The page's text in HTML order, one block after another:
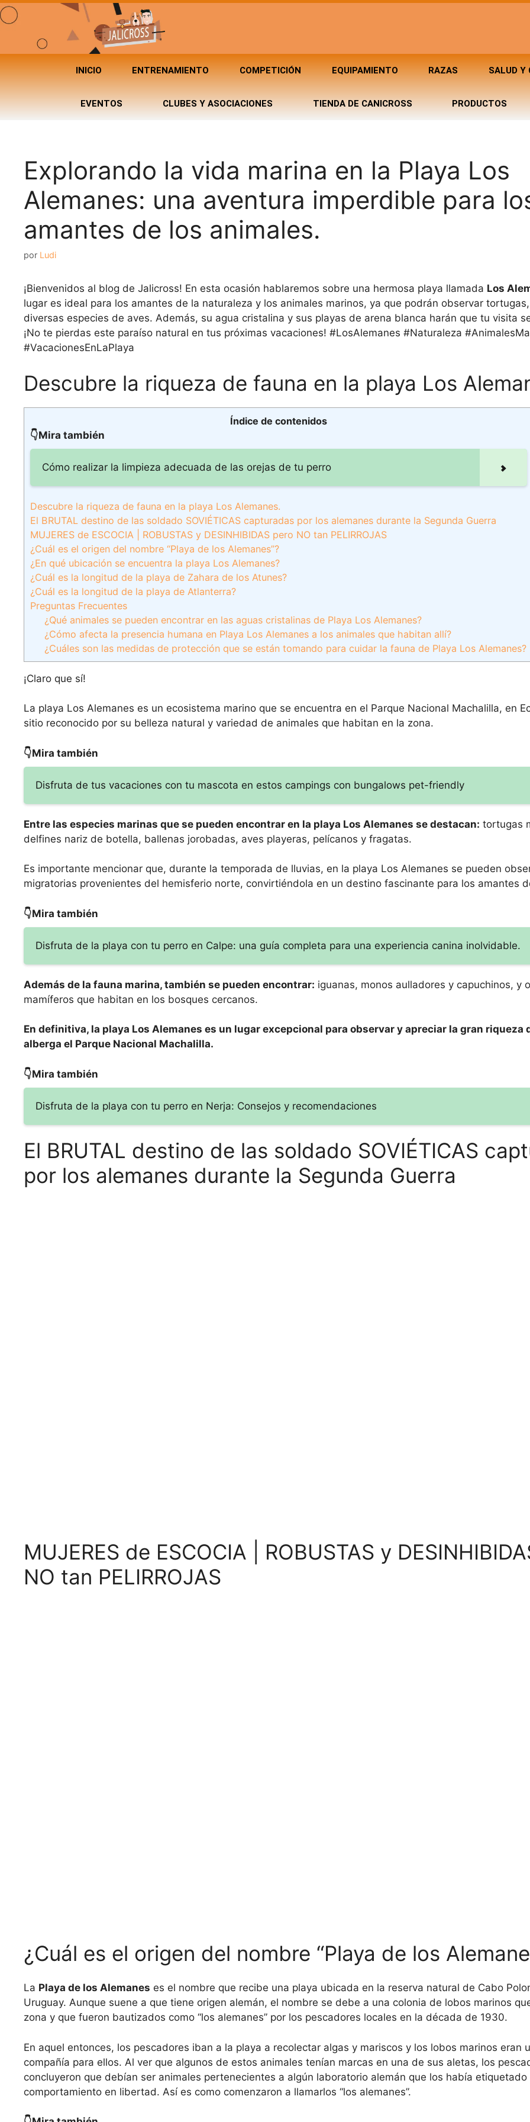
INICIO ENTRENAMIENTO COMPETICIÓN EQUIPAMIENTO RAZAS SALUD Y
EVENTOS CLUBES Y ASOCIACIONES TIENDA DE CANICROSS PRODUCTOS
Explorando la vida marina en la Playa Los
Alemanes: una aventura imperdible para
amantes de los animales.
por Ludi
¡Bienvenidos al blog de Jalicross! En esta ocasión hablaremos sobre una hermosa playa llamada Los
lugar es ideal para los amantes de la naturaleza y los animales marinos, ya que podrán observar
diversas especies de aves. Además, su agua cristalina y sus playas de arena blanca harán que tu visita
¡No te pierdas este paraíso natural en tus próximas vacaciones! #LosAlemanes #Naturaleza
#VacacionesEnLaPlaya
Descubre la riqueza de fauna en la playa Los
Índice de contenidos
👇Mira también
Cómo realizar la limpieza adecuada de las orejas de tu perro
Descubre la riqueza de fauna en la playa Los Alemanes.
El BRUTAL destino de las soldado SOVIÉTICAS capturadas por los alemanes durante la Segunda Guerra
MUJERES de ESCOCIA | ROBUSTAS y DESINHIBIDAS pero NO tan PELIRROJAS
¿Cuál es el origen del nombre “Playa de los Alemanes”?
¿En qué ubicación se encuentra la playa Los Alemanes?
¿Cuál es la longitud de la playa de Zahara de los Atunes?
¿Cuál es la longitud de la playa de Atlanterra?
Preguntas Frecuentes
¿Qué animales se pueden encontrar en las aguas cristalinas de Playa Los Alemanes?
¿Cómo afecta la presencia humana en Playa Los Alemanes a los animales que habitan allí?
¿Cuáles son las medidas de protección que se están tomando para cuidar la fauna de Playa Los Alemanes?
¡Claro que sí!
La playa Los Alemanes es un ecosistema marino que se encuentra en el Parque Nacional Machalilla, en
sitio reconocido por su belleza natural y variedad de animales que habitan en la zona.
👇Mira también
Disfruta de tus vacaciones con tu mascota en estos campings con bungalows pet-friendly
Entre las especies marinas que se pueden encontrar en la playa Los Alemanes se destacan: tortugas
delfines nariz de botella, ballenas jorobadas, aves playeras, pelícanos y fragatas.
Es importante mencionar que, durante la temporada de lluvias, en la playa Los Alemanes se pueden
migratorias provenientes del hemisferio norte, convirtiéndola en un destino fascinante para los amantes
👇Mira también
Disfruta de la playa con tu perro en Calpe: una guía completa para una experiencia canina inolvidable.
Además de la fauna marina, también se pueden encontrar: iguanas, monos aulladores y capuchinos, y
mamíferos que habitan en los bosques cercanos.
En definitiva, la playa Los Alemanes es un lugar excepcional para observar y apreciar la gran riqueza
alberga el Parque Nacional Machalilla.
👇Mira también
Disfruta de la playa con tu perro en Nerja: Consejos y recomendaciones
El BRUTAL destino de las soldado SOVIÉTICAS
por los alemanes durante la Segunda Guerra
MUJERES de ESCOCIA | ROBUSTAS y
NO tan PELIRROJAS
¿Cuál es el origen del nombre “Playa de los
La Playa de los Alemanes es el nombre que recibe una playa ubicada en la reserva natural de Cabo
Uruguay. Aunque suene a que tiene origen alemán, el nombre se debe a una colonia de lobos marinos
zona y que fueron bautizados como “los alemanes” por los pescadores locales en la década de 1930.
En aquel entonces, los pescadores iban a la playa a recolectar algas y mariscos y los lobos marinos eran
compañía para ellos. Al ver que algunos de estos animales tenían marcas en una de sus aletas, los
concluyeron que debían ser animales pertenecientes a algún laboratorio alemán que los había etiquetado
comportamiento en libertad. Así es como comenzaron a llamarlos “los alemanes”.